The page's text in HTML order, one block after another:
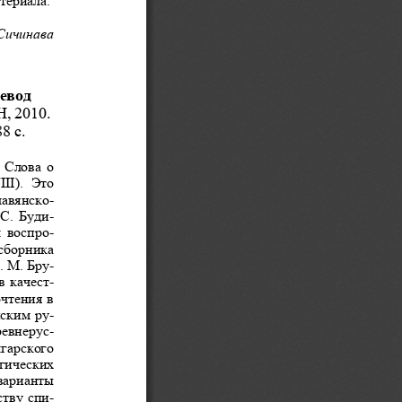
, 2010.
с
Слова о
Это
-
С Буди-
воспро-
М. Бру-
качест-
в
ру-
-
спи-